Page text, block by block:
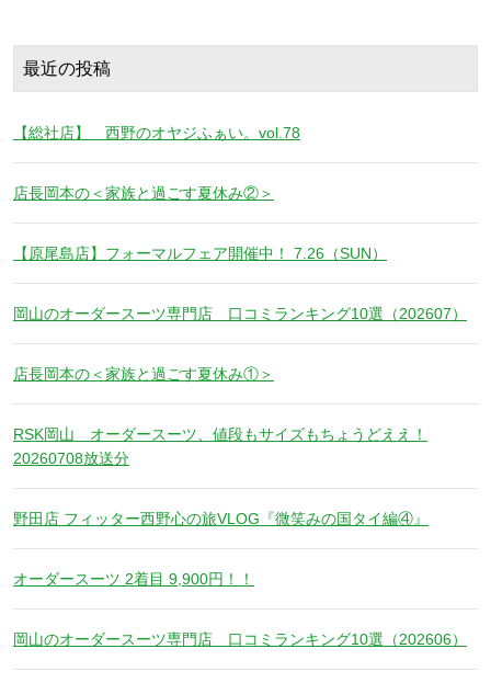
最近の投稿
【総社店】 西野のオヤジふぁい。vol.78
店長岡本の＜家族と過ごす夏休み②＞
【原尾島店】フォーマルフェア開催中！ 7.26（SUN）
岡山のオーダースーツ専門店 口コミランキング10選（202607）
店長岡本の＜家族と過ごす夏休み①＞
RSK岡山 オーダースーツ、値段もサイズもちょうどええ！
20260708放送分
野田店 フィッター西野心の旅VLOG『微笑みの国タイ編④』
オーダースーツ 2着目 9,900円！！
岡山のオーダースーツ専門店 口コミランキング10選（202606）